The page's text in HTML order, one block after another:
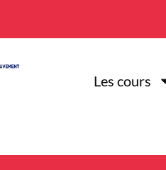
Les cours